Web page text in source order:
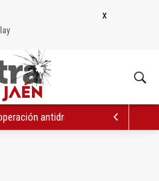
antidrogas con secuestro